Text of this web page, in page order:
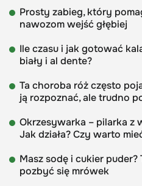
Prosty zabieg, który
nawozom wejść głębiej
Ile czasu i jak gotować
biały i al dente?
Ta choroba róż często
ją rozpoznać, ale trudno
Okrzesywarka – pilarka z
Jak działa? Czy warto
Masz sodę i cukier
pozbyć się mrówek